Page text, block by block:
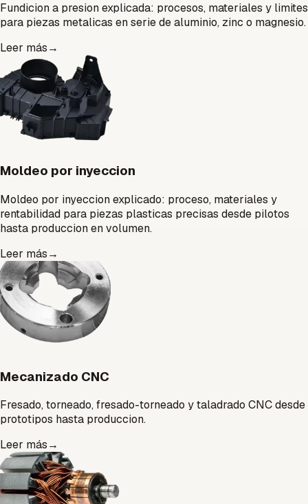
Fundicion a presion explicada: procesos, materiales y limites
para piezas metalicas en serie de aluminio, zinc o magnesio.
Leer más→
Moldeo por inyeccion
Moldeo por inyeccion explicado: proceso, materiales y
rentabilidad para piezas plasticas precisas desde pilotos
hasta produccion en volumen.
Leer más→
Mecanizado CNC
Fresado, torneado, fresado-torneado y taladrado CNC desde
prototipos hasta produccion.
Leer más→